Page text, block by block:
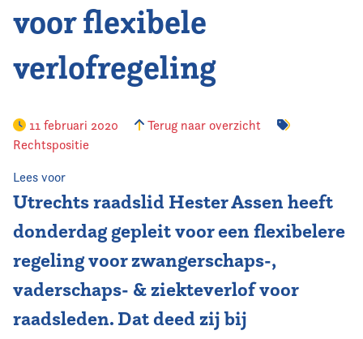
voor flexibele
verlofregeling
11 februari 2020
Terug naar overzicht
Rechtspositie
Lees voor
Utrechts raadslid Hester Assen heeft
donderdag gepleit voor een flexibelere
regeling voor zwangerschaps-,
vaderschaps- & ziekteverlof voor
raadsleden. Dat deed zij bij